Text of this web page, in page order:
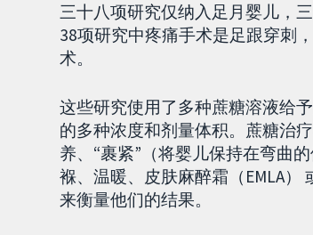
三十八项研究仅纳入足月婴儿，
38项研究中疼痛手术是足跟穿刺
术。
这些研究使用了多种蔗糖溶液给
的多种浓度和剂量体积。蔗糖治
养、“裹紧”（将婴儿保持在弯曲
褓、温暖、皮肤麻醉霜（EMLA
来衡量他们的结果。